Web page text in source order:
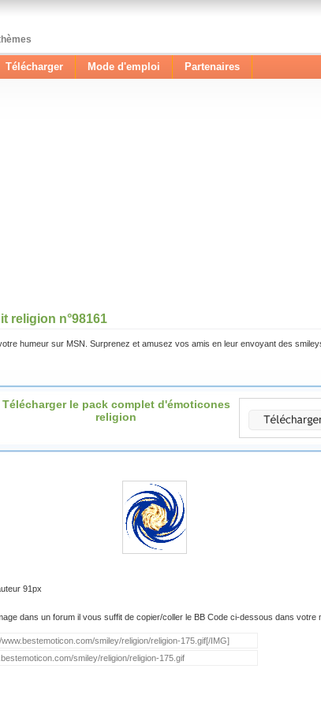
Télécharger Mode d'emploi Partenaires
religion n°98161
humeur sur MSN. Surprenez et amusez vos amis en leur envoyant des
Télécharger le pack complet d'émoticones
religion
91px
dans un forum il vous suffit de copier/coller le BB Code ci-dessous dans votre